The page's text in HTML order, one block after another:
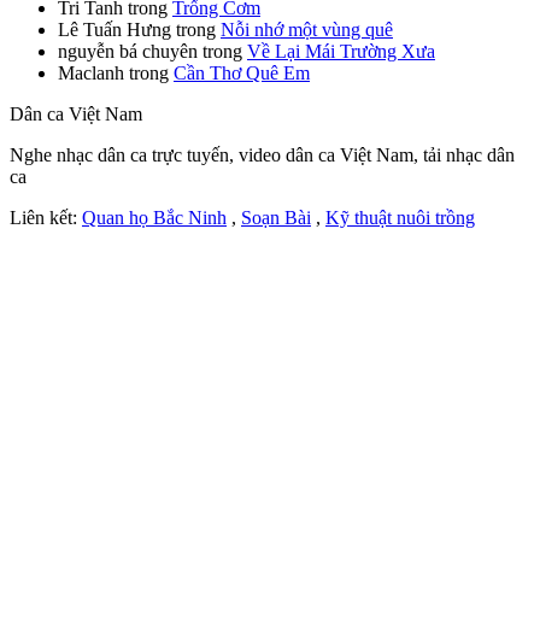
Tri Tanh trong Trống Cơm
Lê Tuấn Hưng trong Nỗi nhớ một vùng quê
nguyễn bá chuyên trong Về Lại Mái Trường Xưa
Maclanh trong Cần Thơ Quê Em
Dân ca Việt Nam
Nghe nhạc dân ca trực tuyến, video dân ca Việt Nam, tải nhạc dân
ca
Liên kết: Quan họ Bắc Ninh , Soạn Bài , Kỹ thuật nuôi trồng